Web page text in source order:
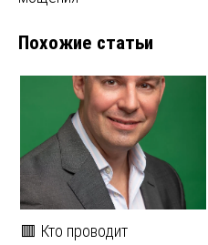
Похожие статьи
🟥 Кто проводит